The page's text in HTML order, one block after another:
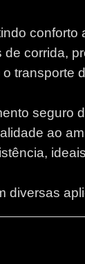
conforto
corrida,
transporte
seguro
ao
diversas